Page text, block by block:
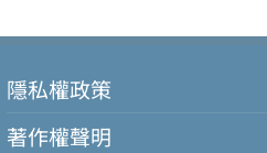
隱私權政策
著作權聲明